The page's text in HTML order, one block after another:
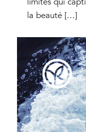
la beauté […]